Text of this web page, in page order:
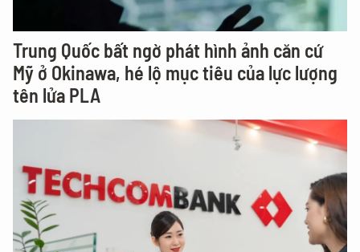
Trung Quốc bất ngờ phát hình ảnh căn cứ
Mỹ ở Okinawa, hé lộ mục tiêu của lực lượng
tên lửa PLA